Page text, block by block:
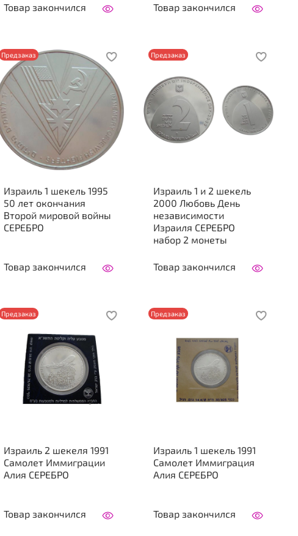
Товар закончился Товар закончился
Предзаказ
Израиль 1 шекель 1995
50 лет окончания
Второй мировой войны
СЕРЕБРО
Товар закончился
Предзаказ
Израиль 1 и 2 шекель
2000 Любовь День
независимости
Израиля СЕРЕБРО
набор 2 монеты
Товар закончился
Предзаказ
Израиль 2 шекеля 1991
Самолет Иммиграции
Алия СЕРЕБРО
Товар закончился
Предзаказ
Израиль 1 шекель 1991
Самолет Иммиграция
Алия СЕРЕБРО
Товар закончился